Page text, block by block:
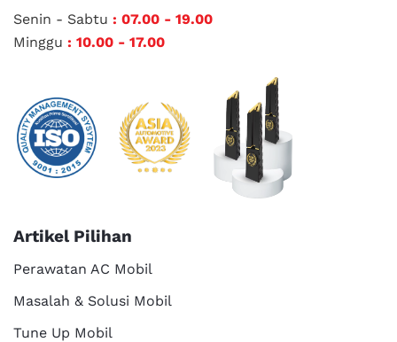
Senin - Sabtu : 07.00 - 19.00
Minggu : 10.00 - 17.00
Artikel Pilihan
Perawatan AC Mobil
Masalah & Solusi Mobil
Tune Up Mobil